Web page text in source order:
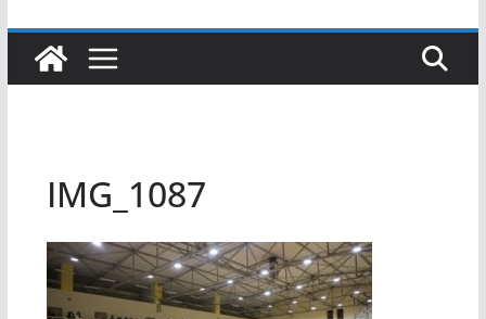
IMG_1087